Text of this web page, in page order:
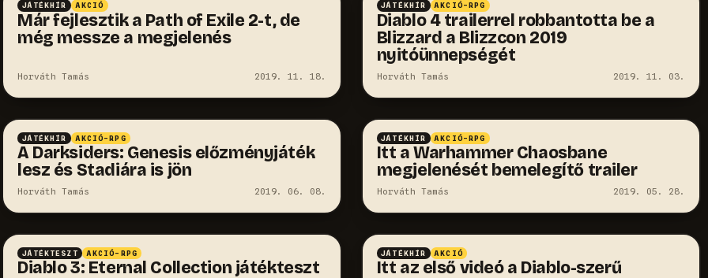
JÁTÉKHÍR AKCIÓ
Már fejlesztik a Path of Exile 2-t, de
még messze a megjelenés
Horváth Tamás 2019. 11. 18.
JÁTÉKHÍR AKCIÓ-RPG
Diablo 4 trailerrel robbantotta be a
Blizzard a Blizzcon 2019
nyitóünnepségét
Horváth Tamás 2019. 11. 03.
JÁTÉKHÍR AKCIÓ-RPG
A Darksiders: Genesis előzményjáték
lesz és Stadiára is jön
Horváth Tamás 2019. 06. 08.
JÁTÉKHÍR AKCIÓ-RPG
Itt a Warhammer Chaosbane
megjelenését bemelegítő trailer
Horváth Tamás 2019. 05. 28.
JÁTÉKTESZT AKCIÓ-RPG
Diablo 3: Eternal Collection játékteszt
JÁTÉKHÍR AKCIÓ
Itt az első videó a Diablo-szerű